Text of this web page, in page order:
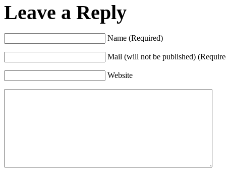
Leave a Reply
Name (Required)
Mail (will not be published)
Website